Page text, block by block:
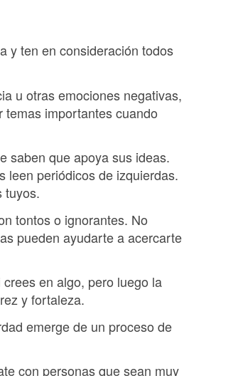
y ten en consideración todos
u otras emociones negativas,
importantes cuando
saben que apoya sus ideas.
leen periódicos de izquierdas.
tuyos.
tontos o ignorantes. No
pueden ayudarte a acercarte
en algo, pero luego la
y fortaleza.
emerge de un proceso de
con personas que sean muy